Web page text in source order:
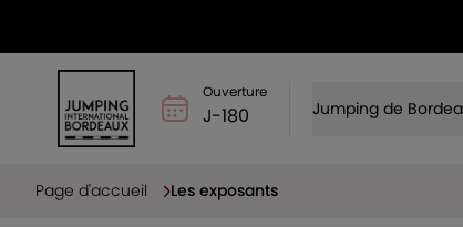
Ouverture
J-180 Jumping de
Page d'accueil Les exposants